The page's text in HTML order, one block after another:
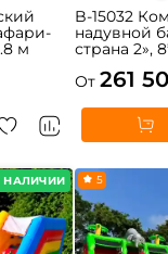
м
B-15032
надувной
страна 2»,
От 261
НАЛИЧИИ 5